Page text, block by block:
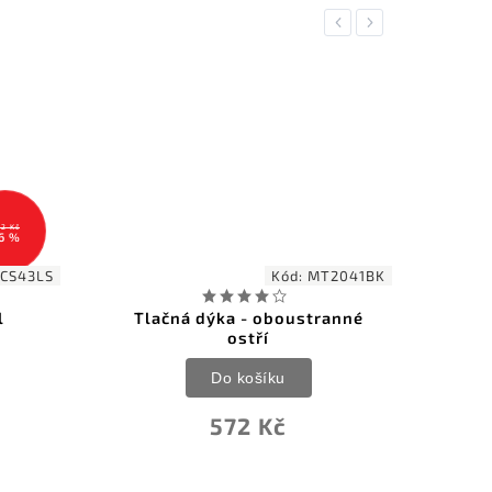
Previous
Kč
%
CS43LS Kód: MT2041BK
Tlačná dýka - oboustranné
ostří
572 Kč
Do košíku
Next